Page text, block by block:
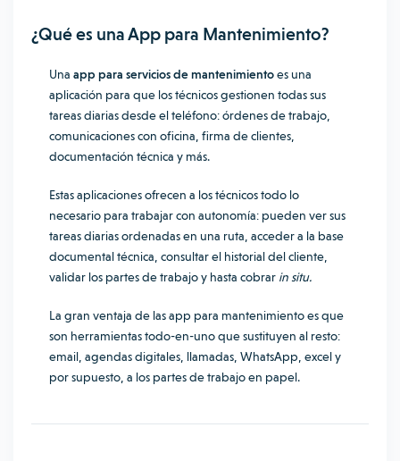
¿Qué es una App para Mantenimiento?
Una app para servicios de mantenimientoes una
aplicación para que los técnicos gestionen todas sus
tareas diarias desde el teléfono: órdenes de trabajo,
comunicaciones con oficina, firma de clientes,
documentación técnica y más.
Estas aplicaciones ofrecen a los técnicos todo lo
necesario para trabajar con autonomía: pueden ver sus
tareas diarias ordenadas en una ruta, acceder a la base
documental técnica, consultar el historial del cliente,
validar los partes de trabajo y hasta cobrar in situ.
La gran ventaja de las app para mantenimiento es que
son herramientas todo-en-uno que sustituyen al resto:
email, agendas digitales, llamadas, WhatsApp, excel y
por supuesto, a los partes de trabajo en papel.